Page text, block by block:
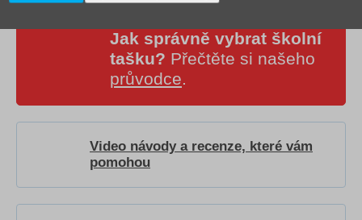
Jak správně vybrat školní
tašku? Přečtěte si našeho
průvodce.
Video návody a recenze, které vám
pomohou